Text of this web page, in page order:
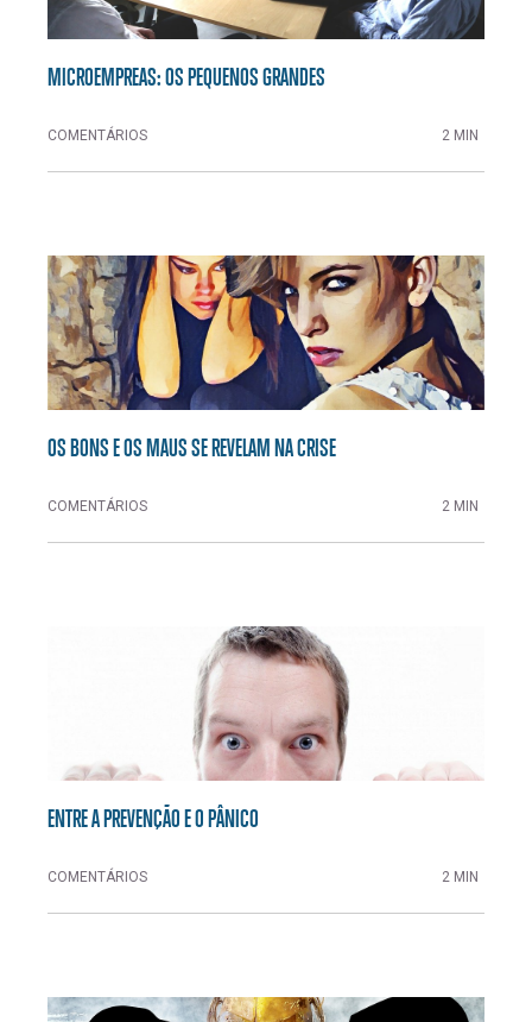
MICROEMPREAS: OS PEQUENOS GRANDES
COMENTÁRIOS 2 MIN
OS BONS E OS MAUS SE REVELAM NA CRISE
COMENTÁRIOS 2 MIN
ENTRE A PREVENÇÃO E O PÂNICO
COMENTÁRIOS 2 MIN